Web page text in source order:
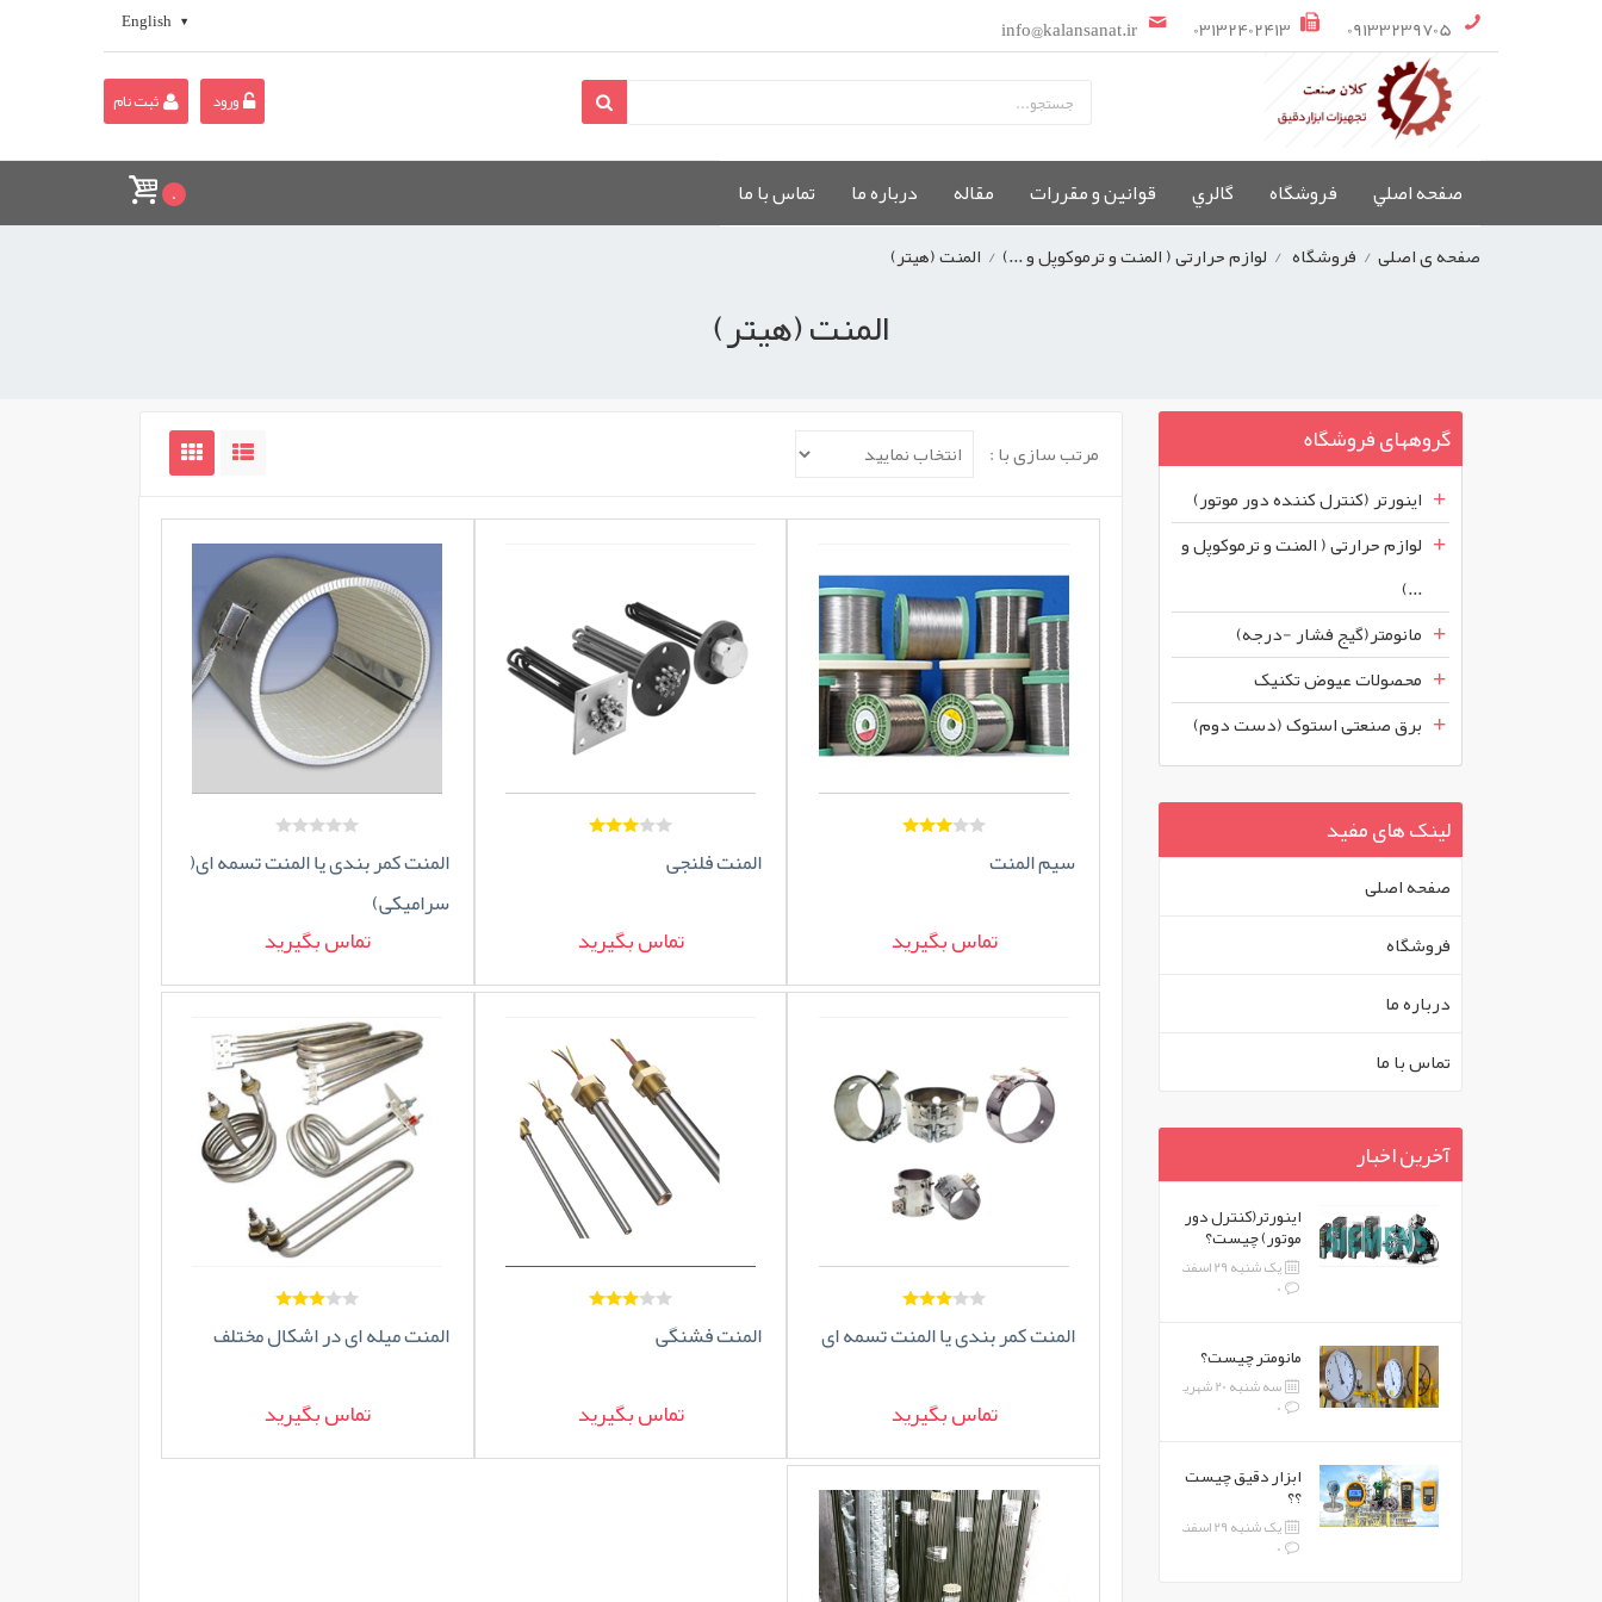
09133239705
03132402413
info@kalansanat.ir
English
ورود ثبت نام
صفحه اصلي فروشگاه گالري قوانین و مقررات مقاله درباره ما تماس با ما 0
صفحه ی اصلی / فروشگاه / لوازم حرارتی ( المنت و ترموکوپل و ...) / المنت (هیتر)
المنت (هیتر)
گروههای فروشگاه
اینورتر (کنترل کننده دور موتور)
لوازم حرارتی ( المنت و ترموکوپل و
...)
مانومتر(گیج فشار -درجه)
محصولات عیوض تکنیک
برق صنعتی استوک (دست دوم)
لینک های مفید
صفحه اصلی
فروشگاه
درباره ما
تماس با ما
آخرین اخبار
اینورتر(کنترل دور
موتور) چیست؟
یک شنبه 29 اسفند 1395
0
مانومتر چیست؟
سه شنبه 20 شهریور 1397
0
ابزار دقیق چیست
؟؟
یک شنبه 29 اسفند 1395
0
مرتب سازی با :
سیم المنت
تماس بگیرید
المنت فلنجی
تماس بگیرید
المنت کمر بندی یا المنت تسمه ای(
سرامیکی)
تماس بگیرید
المنت کمر بندی یا المنت تسمه ای
تماس بگیرید
المنت فشنگی
تماس بگیرید
المنت میله ای در اشکال مختلف
تماس بگیرید